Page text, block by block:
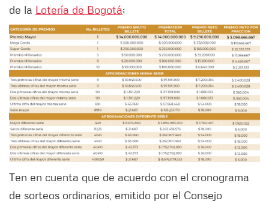
de la Lotería de Bogotá:
Ten en cuenta que de acuerdo con el cronograma
de sorteos ordinarios, emitido por el Consejo